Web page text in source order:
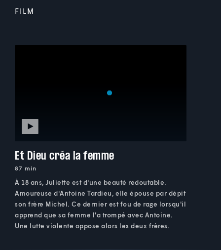
FILM
Et Dieu créa la femme
87 min
À 18 ans, Juliette est d'une beauté redoutable.
Amoureuse d'Antoine Tardieu, elle épouse par dépit
son frère Michel. Ce dernier est fou de rage lorsqu'il
apprend que sa femme l'a trompé avec Antoine.
Une lutte violente oppose alors les deux frères.